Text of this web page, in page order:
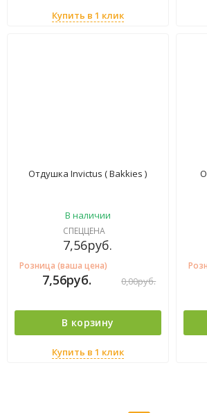
Купить в 1 клик
Отдушка Invictus ( Bakkies )
В наличии
СПЕЦЦЕНА
7,56руб.
Розница (ваша цена)
7,56руб. 0,00руб.
В корзину
Купить в 1 клик